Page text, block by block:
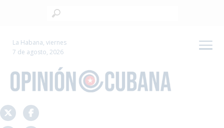
La Habana, viernes
7 de agosto, 2026